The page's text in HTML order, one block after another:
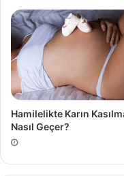
Hamilelikte Karın
Nasıl Geçer?